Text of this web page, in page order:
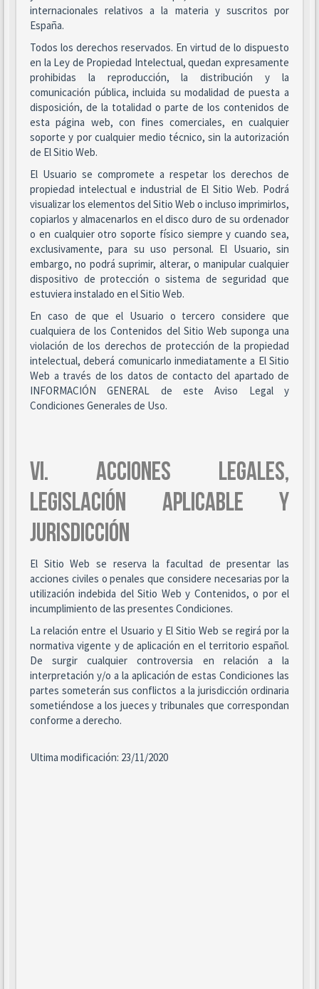
internacionales relativos a la materia y suscritos por
España.
Todos los derechos reservados. En virtud de lo dispuesto
en la Ley de Propiedad Intelectual, quedan expresamente
prohibidas la reproducción, la distribución y la
comunicación pública, incluida su modalidad de puesta a
disposición, de la totalidad o parte de los contenidos de
esta página web, con fines comerciales, en cualquier
soporte y por cualquier medio técnico, sin la autorización
de El Sitio Web.
El Usuario se compromete a respetar los derechos de
propiedad intelectual e industrial de El Sitio Web. Podrá
visualizar los elementos del Sitio Web o incluso imprimirlos,
copiarlos y almacenarlos en el disco duro de su ordenador
o en cualquier otro soporte físico siempre y cuando sea,
exclusivamente, para su uso personal. El Usuario, sin
embargo, no podrá suprimir, alterar, o manipular cualquier
dispositivo de protección o sistema de seguridad que
estuviera instalado en el Sitio Web.
En caso de que el Usuario o tercero considere que
cualquiera de los Contenidos del Sitio Web suponga una
violación de los derechos de protección de la propiedad
intelectual, deberá comunicarlo inmediatamente a El Sitio
Web a través de los datos de contacto del apartado de
INFORMACIÓN GENERAL de este Aviso Legal y
Condiciones Generales de Uso.
VI. ACCIONES LEGALES,
LEGISLACIÓN APLICABLE Y
JURISDICCIÓN
El Sitio Web se reserva la facultad de presentar las
acciones civiles o penales que considere necesarias por la
utilización indebida del Sitio Web y Contenidos, o por el
incumplimiento de las presentes Condiciones.
La relación entre el Usuario y El Sitio Web se regirá por la
normativa vigente y de aplicación en el territorio español.
De surgir cualquier controversia en relación a la
interpretación y/o a la aplicación de estas Condiciones las
partes someterán sus conflictos a la jurisdicción ordinaria
sometiéndose a los jueces y tribunales que correspondan
conforme a derecho.
Ultima modificación: 23/11/2020